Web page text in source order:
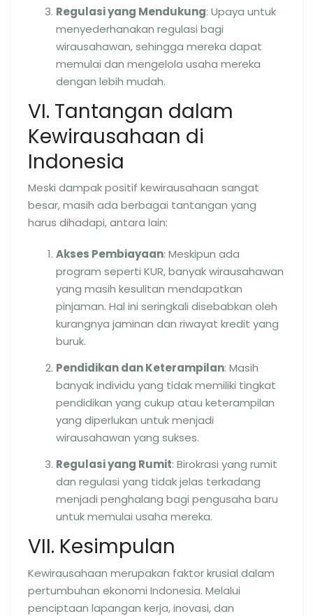
Regulasi yang Mendukung: Upaya untuk
menyederhanakan regulasi bagi
wirausahawan, sehingga mereka dapat
memulai dan mengelola usaha mereka
dengan lebih mudah.
VI. Tantangan dalam
Kewirausahaan di
Indonesia
Meski dampak positif kewirausahaan sangat
besar, masih ada berbagai tantangan yang
harus dihadapi, antara lain:
Akses Pembiayaan: Meskipun ada
program seperti KUR, banyak wirausahawan
yang masih kesulitan mendapatkan
pinjaman. Hal ini seringkali disebabkan oleh
kurangnya jaminan dan riwayat kredit yang
buruk.
Pendidikan dan Keterampilan: Masih
banyak individu yang tidak memiliki tingkat
pendidikan yang cukup atau keterampilan
yang diperlukan untuk menjadi
wirausahawan yang sukses.
Regulasi yang Rumit: Birokrasi yang rumit
dan regulasi yang tidak jelas terkadang
menjadi penghalang bagi pengusaha baru
untuk memulai usaha mereka.
VII. Kesimpulan
Kewirausahaan merupakan faktor krusial dalam
pertumbuhan ekonomi Indonesia. Melalui
penciptaan lapangan kerja, inovasi, dan